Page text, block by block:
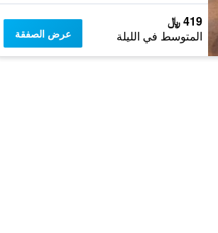
419 ﷼
المتوسط في الليلة عرض الصفقة